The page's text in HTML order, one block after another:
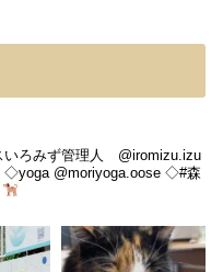
いろみず管理人 @iromizu.izu
◇yoga @moriyoga.oose ◇#森